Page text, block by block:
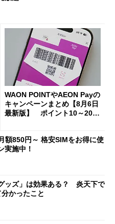
WAON POINTやAEON Payの
キャンペーンまとめ【8月6日
最新版】 ポイント10～20倍
額850円～ 格安SIMをお得に使
実施中！
ッズ」は効果ある？ 炎天下で
かったこと